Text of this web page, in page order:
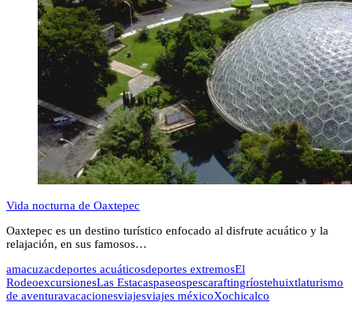
Vida nocturna de Oaxtepec
Oaxtepec es un destino turístico enfocado al disfrute acuático y la
relajación, en sus famosos…
amacuzacdeportes acuáticosdeportes extremosEl
RodeoexcursionesLas Estacaspaseospescaraftingríostehuixtlaturismo
de aventuravacacionesviajesviajes méxicoXochicalco